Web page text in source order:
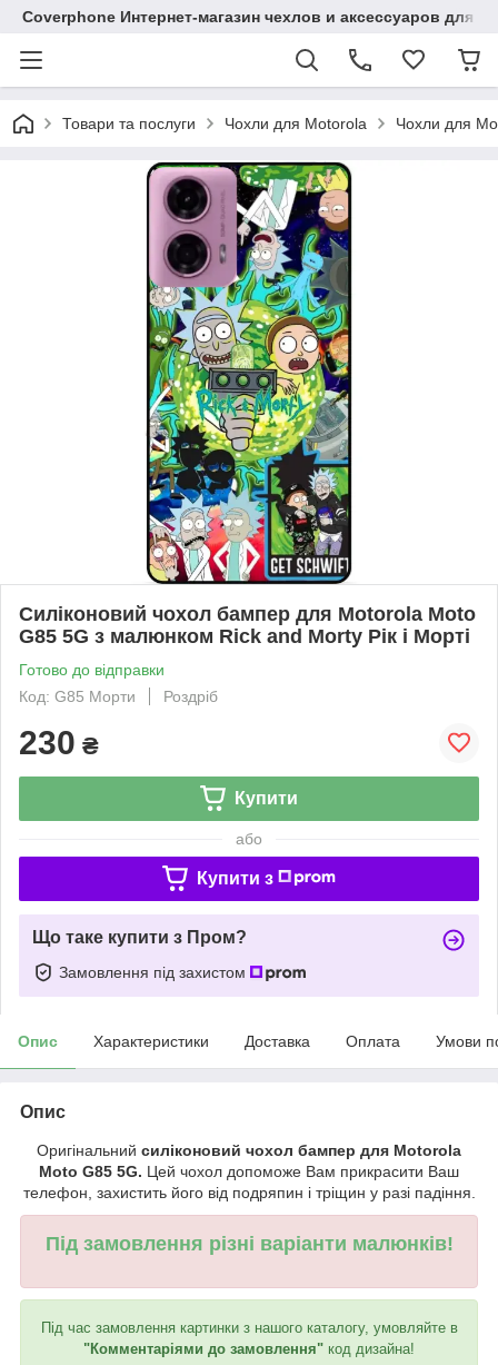
Coverphone Интернет-магазин чехлов и аксессуаров для
Товари та послуги Чохли для Motorola Чохли для
Силіконовий чохол бампер для Motorola Moto
G85 5G з малюнком Rick and Morty Рік і Морті
Готово до відправки
Код: G85 Морти
Роздріб
230 ₴
Купити
або
Купити з
Що таке купити з Пром?
Замовлення під захистом
Опис Характеристики Доставка Оплата Умови
Опис
Оригінальний силіконовий чохол бампер для Motorola
Moto G85 5G. Цей чохол допоможе Вам прикрасити Ваш
телефон, захистить його від подряпин і тріщин у разі падіння.
Під замовлення різні варіанти малюнків!
Під час замовлення картинки з нашого каталогу, умовляйте в
"Комментаріями до замовлення" код дизайна!